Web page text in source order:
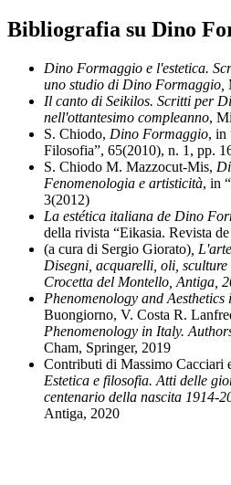
Bibliografia su Dino
Dino Formaggio e l'estetica.
uno studio di Dino Formaggio,
Il canto di Seikilos. Scritti per
nell'ottantesimo compleanno,
S. Chiodo, Dino Formaggio, in
Filosofia”, 65(2010), n. 1, pp.
S. Chiodo M. Mazzocut-Mis,
Fenomenologia e artisticità, in
3(2012)
La estética italiana de Dino
della rivista “Eikasia. Revista
(a cura di Sergio Giorato) ,
Disegni, acquarelli, oli,
Crocetta del Montello, Antiga,
Phenomenology and
Buongiorno, V. Costa R.
Phenomenology in Italy.
Cham, Springer, 2019
Contributi di Massimo Cacciari
Estetica e filosofia. Atti delle
centenario della nascita 1914-
Antiga, 2020